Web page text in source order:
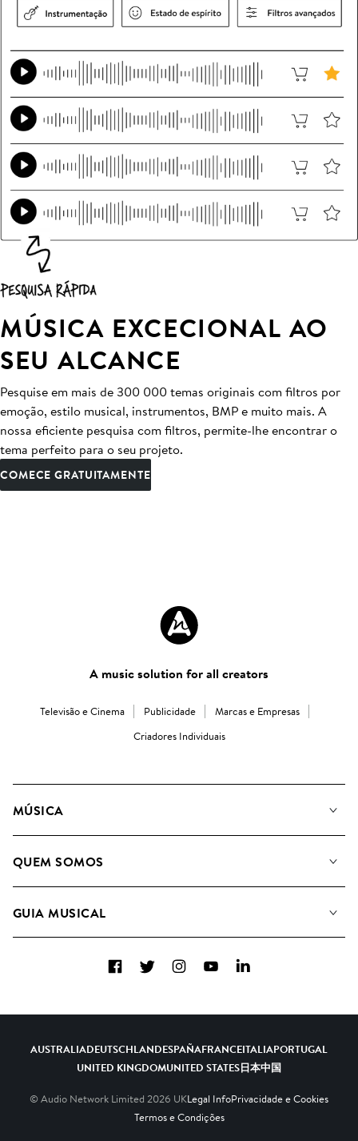
MÚSICA EXCECIONAL AO
SEU ALCANCE
Pesquise em mais de 300 000 temas originais com filtros por
emoção, estilo musical, instrumentos, BMP e muito mais. A
nossa eficiente pesquisa com filtros, permite-lhe encontrar o
tema perfeito para o seu projeto.
COMECE GRATUITAMENTE
A music solution for all creators
Televisão e Cinema Publicidade
Marcas e Empresas
Criadores Individuais
MÚSICA
Pesquisar
QUEM SOMOS
Como usamos a IA
GUIA MUSICAL
FacebookTwitterInstagramYouTubeLinkedIn
AUSTRALIADEUTSCHLANDESPAÑAFRANCEITALIAPORTUGAL
UNITED KINGDOMUNITED STATES日本中国
© Audio Network Limited 2026 UKLegal InfoPrivacidade e Cookies
Termos e Condições